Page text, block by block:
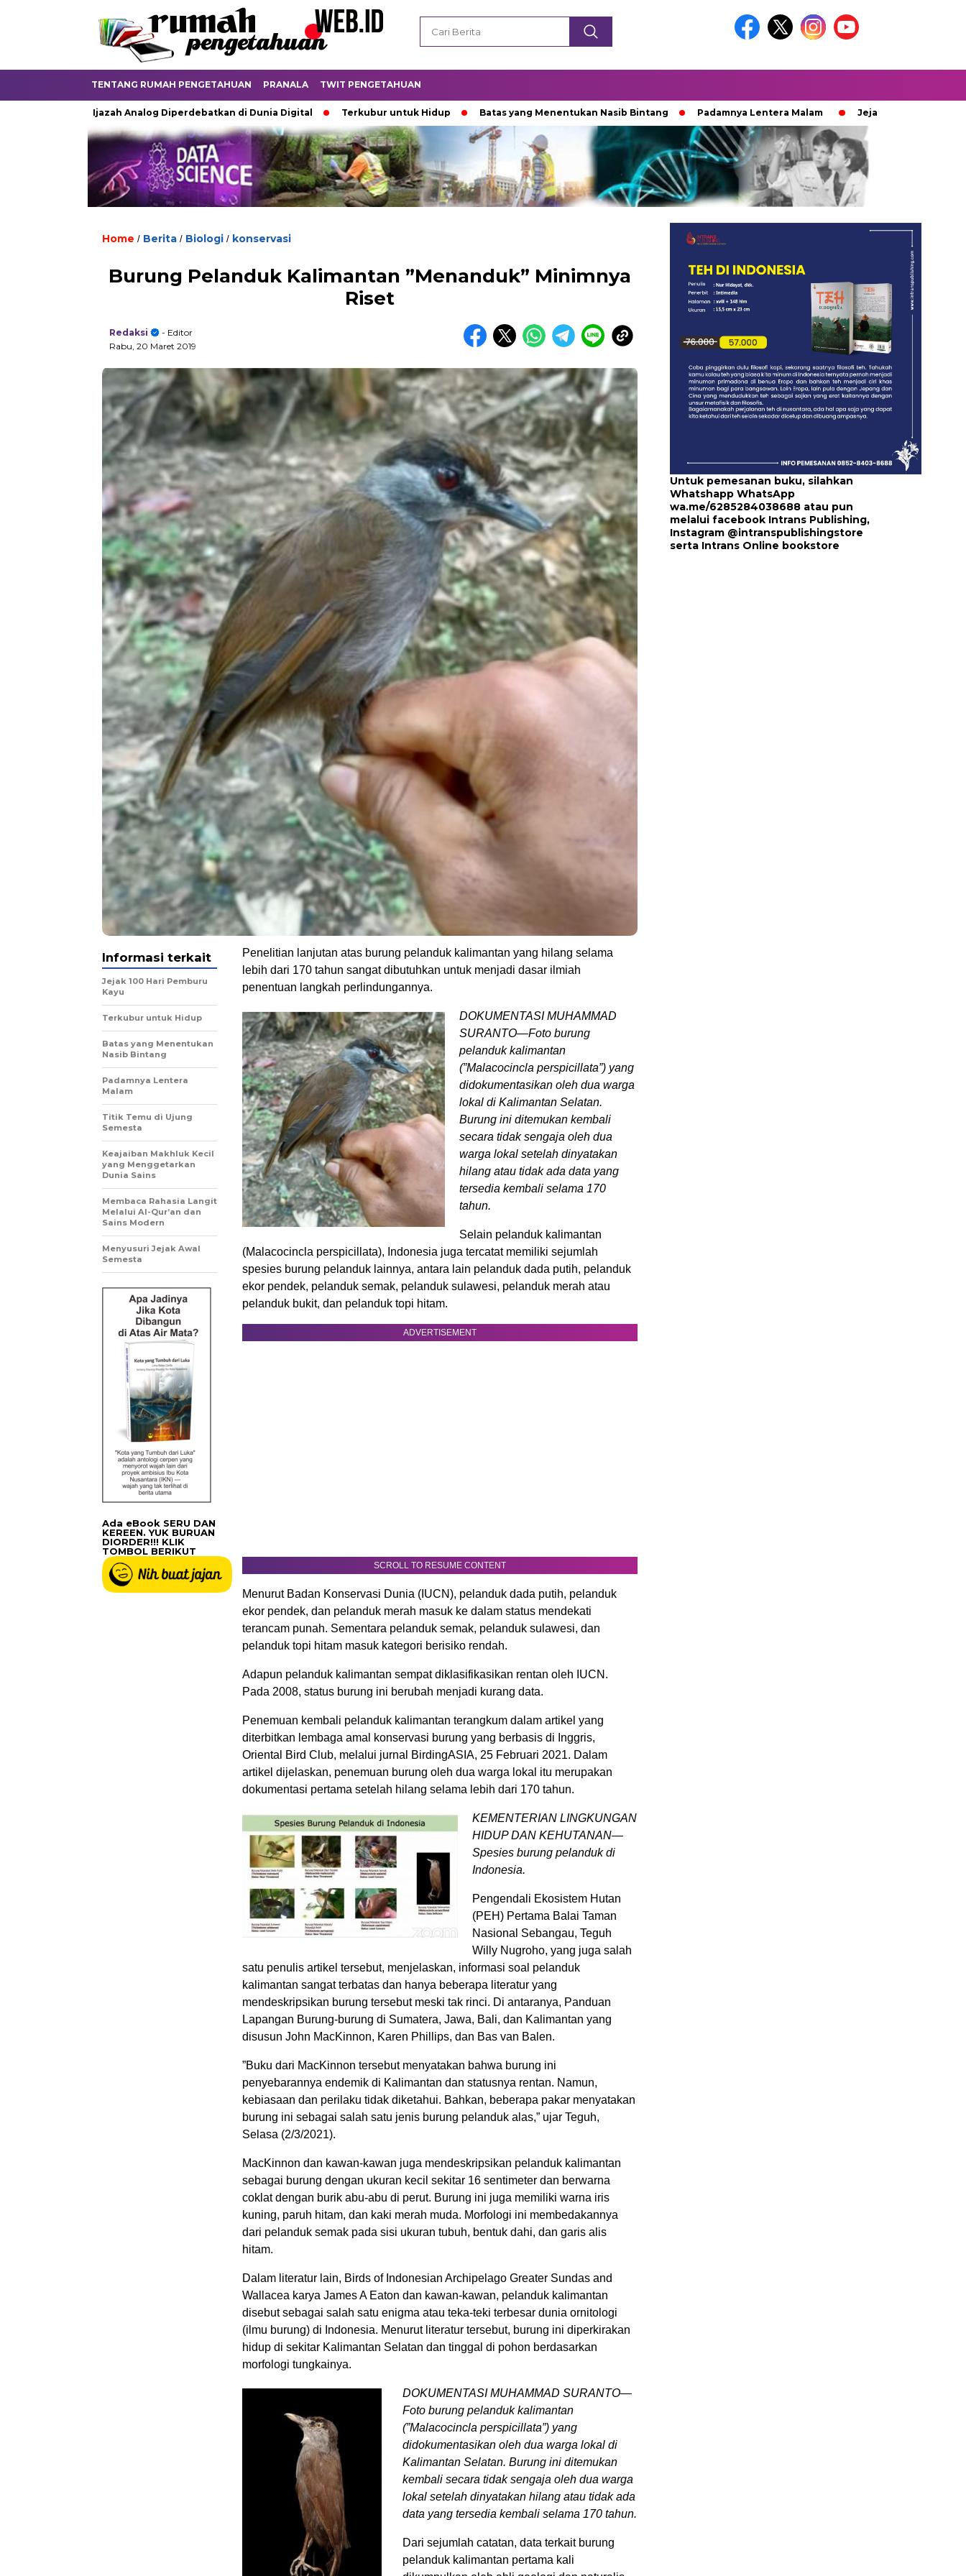
TENTANG RUMAH PENGETAHUAN PRANALA TWIT PENGETAHUAN
Ketika Ijazah Analog Diperdebatkan di Dunia Digital Terkubur untuk Hidup Batas yang Menentukan Nasib Bintang Padamnya Lentera Malam Jejak 100 Hari Pemburu Kayu
Home / Berita / Biologi / konservasi
Burung Pelanduk Kalimantan ”Menanduk” Minimnya
Riset
Redaksi
- Editor
Rabu, 20 Maret 2019
Penelitian lanjutan atas burung pelanduk kalimantan yang hilang selama
lebih dari 170 tahun sangat dibutuhkan untuk menjadi dasar ilmiah
penentuan langkah perlindungannya.
DOKUMENTASI MUHAMMAD
SURANTO—Foto burung
pelanduk kalimantan
(”Malacocincla perspicillata”) yang
didokumentasikan oleh dua warga
lokal di Kalimantan Selatan.
Burung ini ditemukan kembali
secara tidak sengaja oleh dua
warga lokal setelah dinyatakan
hilang atau tidak ada data yang
tersedia kembali selama 170
tahun.
Selain pelanduk kalimantan
(Malacocincla perspicillata), Indonesia juga tercatat memiliki sejumlah
spesies burung pelanduk lainnya, antara lain pelanduk dada putih, pelanduk
ekor pendek, pelanduk semak, pelanduk sulawesi, pelanduk merah atau
pelanduk bukit, dan pelanduk topi hitam.
ADVERTISEMENT
SCROLL TO RESUME CONTENT
Menurut Badan Konservasi Dunia (IUCN), pelanduk dada putih, pelanduk
ekor pendek, dan pelanduk merah masuk ke dalam status mendekati
terancam punah. Sementara pelanduk semak, pelanduk sulawesi, dan
pelanduk topi hitam masuk kategori berisiko rendah.
Adapun pelanduk kalimantan sempat diklasifikasikan rentan oleh IUCN.
Pada 2008, status burung ini berubah menjadi kurang data.
Penemuan kembali pelanduk kalimantan terangkum dalam artikel yang
diterbitkan lembaga amal konservasi burung yang berbasis di Inggris,
Oriental Bird Club, melalui jurnal BirdingASIA, 25 Februari 2021. Dalam
artikel dijelaskan, penemuan burung oleh dua warga lokal itu merupakan
dokumentasi pertama setelah hilang selama lebih dari 170 tahun.
KEMENTERIAN LINGKUNGAN
HIDUP DAN KEHUTANAN—
Spesies burung pelanduk di
Indonesia.
Pengendali Ekosistem Hutan
(PEH) Pertama Balai Taman
Nasional Sebangau, Teguh
Willy Nugroho, yang juga salah
satu penulis artikel tersebut, menjelaskan, informasi soal pelanduk
kalimantan sangat terbatas dan hanya beberapa literatur yang
mendeskripsikan burung tersebut meski tak rinci. Di antaranya, Panduan
Lapangan Burung-burung di Sumatera, Jawa, Bali, dan Kalimantan yang
disusun John MacKinnon, Karen Phillips, dan Bas van Balen.
”Buku dari MacKinnon tersebut menyatakan bahwa burung ini
penyebarannya endemik di Kalimantan dan statusnya rentan. Namun,
kebiasaan dan perilaku tidak diketahui. Bahkan, beberapa pakar menyatakan
burung ini sebagai salah satu jenis burung pelanduk alas,” ujar Teguh,
Selasa (2/3/2021).
MacKinnon dan kawan-kawan juga mendeskripsikan pelanduk kalimantan
sebagai burung dengan ukuran kecil sekitar 16 sentimeter dan berwarna
coklat dengan burik abu-abu di perut. Burung ini juga memiliki warna iris
kuning, paruh hitam, dan kaki merah muda. Morfologi ini membedakannya
dari pelanduk semak pada sisi ukuran tubuh, bentuk dahi, dan garis alis
hitam.
Dalam literatur lain, Birds of Indonesian Archipelago Greater Sundas and
Wallacea karya James A Eaton dan kawan-kawan, pelanduk kalimantan
disebut sebagai salah satu enigma atau teka-teki terbesar dunia ornitologi
(ilmu burung) di Indonesia. Menurut literatur tersebut, burung ini diperkirakan
hidup di sekitar Kalimantan Selatan dan tinggal di pohon berdasarkan
morfologi tungkainya.
DOKUMENTASI MUHAMMAD SURANTO—
Foto burung pelanduk kalimantan
(”Malacocincla perspicillata”) yang
didokumentasikan oleh dua warga lokal di
Kalimantan Selatan. Burung ini ditemukan
kembali secara tidak sengaja oleh dua warga
lokal setelah dinyatakan hilang atau tidak ada
data yang tersedia kembali selama 170 tahun.
Dari sejumlah catatan, data terkait burung
pelanduk kalimantan pertama kali
Informasi terkait
Jejak 100 Hari Pemburu
Kayu
Terkubur untuk Hidup
Batas yang Menentukan
Nasib Bintang
Padamnya Lentera
Malam
Titik Temu di Ujung
Semesta
Keajaiban Makhluk Kecil
yang Menggetarkan
Dunia Sains
Membaca Rahasia Langit
Melalui Al-Qur’an dan
Sains Modern
Menyusuri Jejak Awal
Semesta
Ada eBook SERU DAN
KEREEN. YUK BURUAN
DIORDER!!! KLIK
TOMBOL BERIKUT
Untuk pemesanan buku, silahkan
Whatshapp WhatsApp
wa.me/6285284038688 atau pun
melalui facebook Intrans Publishing,
Instagram @intranspublishingstore
serta Intrans Online bookstore